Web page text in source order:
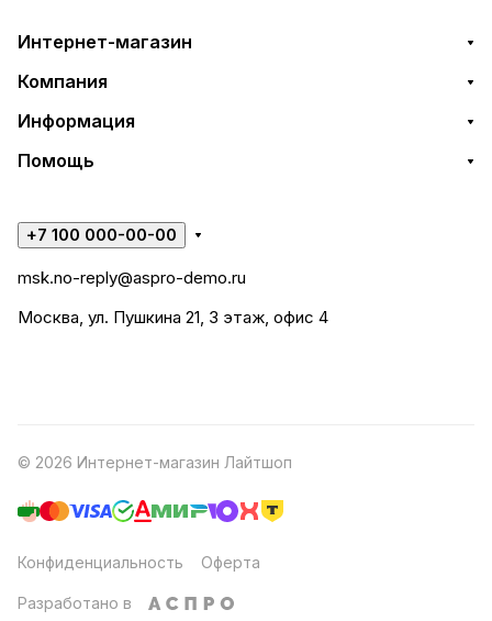
Интернет-магазин
Компания
Информация
Помощь
+7 100 000-00-00
msk.no-reply@aspro-demo.ru
Москва, ул. Пушкина 21, 3 этаж, офис 4
© 2026 Интернет-магазин Лайтшоп
Конфиденциальность Оферта
Разработано в